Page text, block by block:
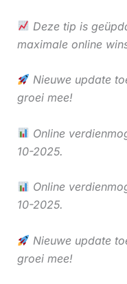
Deze tip is
maximale online
Nieuwe update
groei mee!
Online
10-2025.
Online
10-2025.
Nieuwe update
groei mee!